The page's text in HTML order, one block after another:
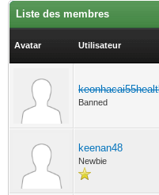
Liste des membres
Avatar Utilisateur
Banned
keenan48
Newbie